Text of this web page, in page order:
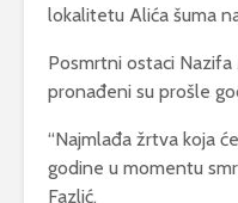
lokalitetu Alića šuma
Posmrtni ostaci Nazifa
pronađeni su prošle
“Najmlađa žrtva koja
godine u momentu
Fazlić.